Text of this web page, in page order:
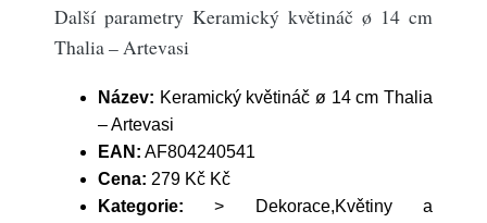
Další parametry Keramický květináč ø 14 cm
Thalia – Artevasi
Název: Keramický květináč ø 14 cm Thalia
– Artevasi
EAN: AF804240541
Cena: 279 Kč Kč
Kategorie: > Dekorace,Květiny a